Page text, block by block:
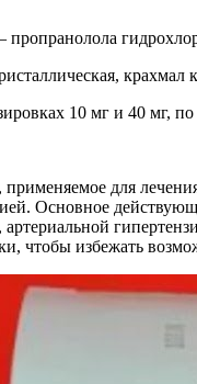
10 мг и 40 мг,
для
Основное
чтобы избежать